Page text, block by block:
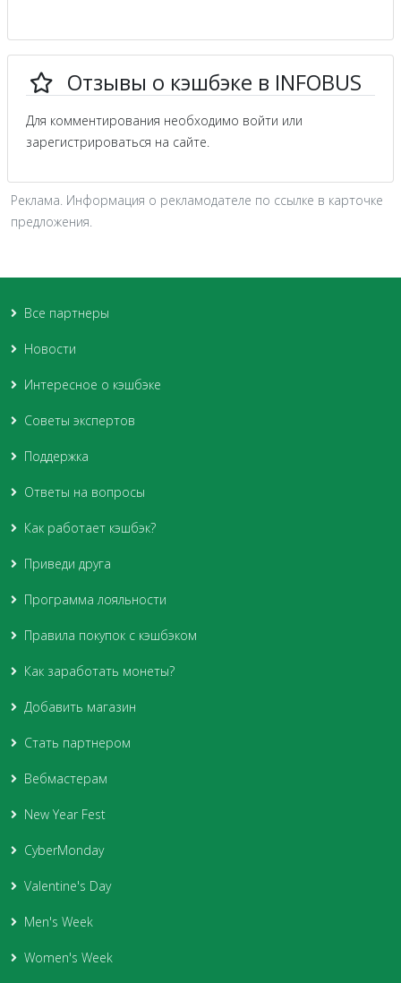
Отзывы о кэшбэке в INFOBUS
Для комментирования необходимо войти или
зарегистрироваться на сайте.
Реклама. Информация о рекламодателе по ссылке в карточке
предложения.
Все партнеры
Новости
Интересное о кэшбэке
Советы экспертов
Поддержка
Ответы на вопросы
Как работает кэшбэк?
Приведи друга
Программа лояльности
Правила покупок с кэшбэком
Как заработать монеты?
Добавить магазин
Стать партнером
Вебмастерам
New Year Fest
CyberMonday
Valentine's Day
Men's Week
Women's Week